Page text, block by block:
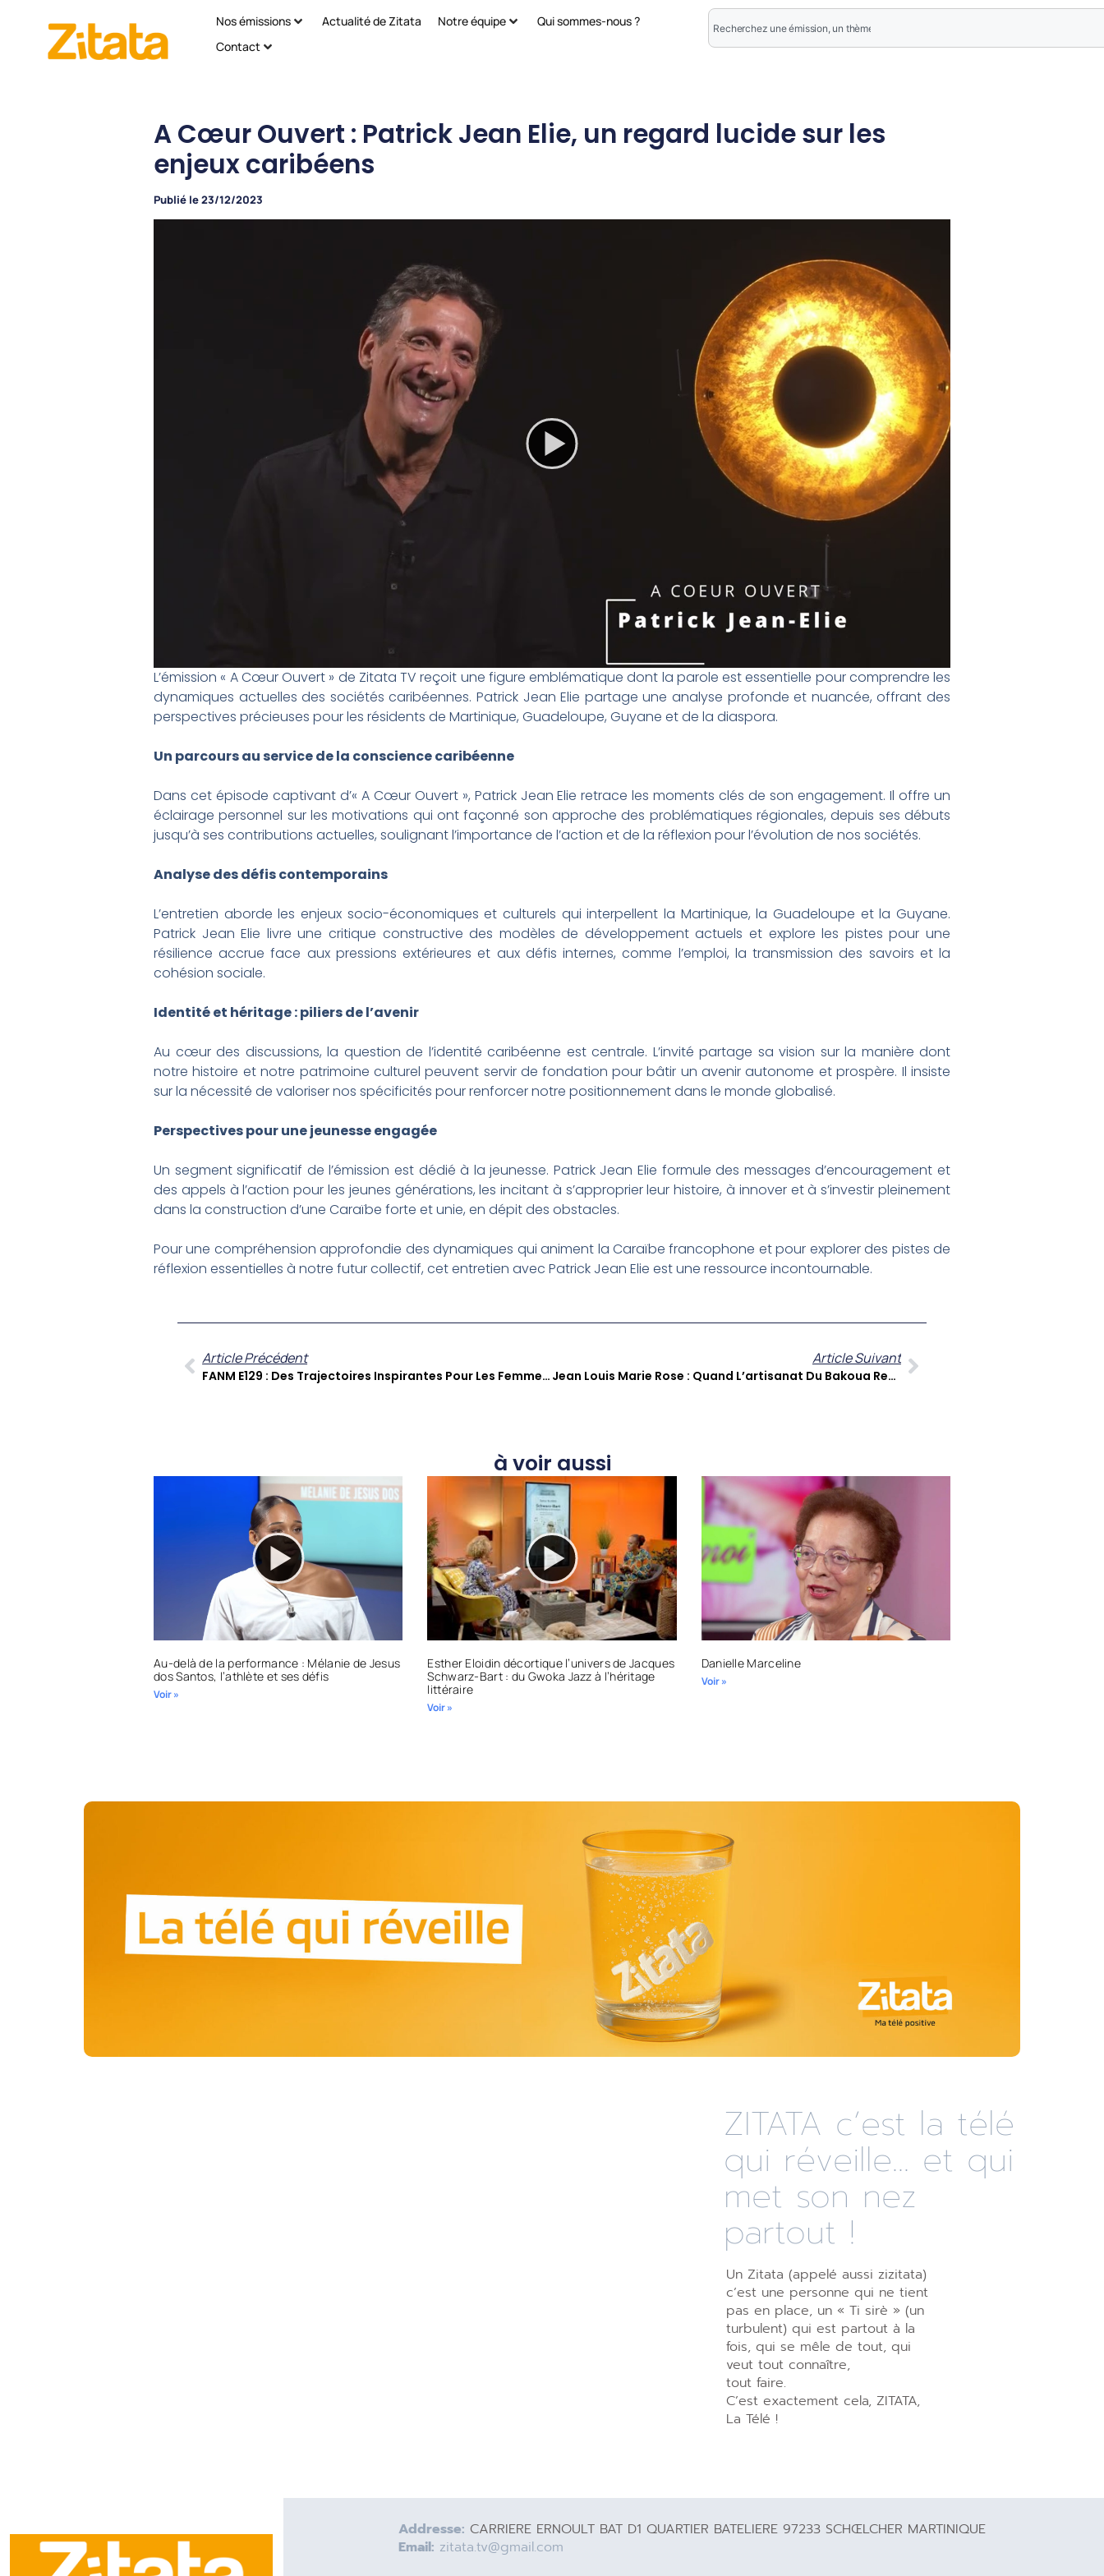
Nos émissions Actualité de Zitata Notre équipe
Qui sommes-nous ?
Contact
A Cœur Ouvert : Patrick Jean Elie, un regard lucide sur les
enjeux caribéens
Publié le23/12/2023
L’émission « A Cœur Ouvert » de Zitata TV reçoit une figure emblématique dont la parole est essentielle pour comprendre les
dynamiques actuelles des sociétés caribéennes. Patrick Jean Elie partage une analyse profonde et nuancée, offrant des
perspectives précieuses pour les résidents de Martinique, Guadeloupe, Guyane et de la diaspora.
Un parcours au service de la conscience caribéenne
Dans cet épisode captivant d’« A Cœur Ouvert », Patrick Jean Elie retrace les moments clés de son engagement. Il offre un
éclairage personnel sur les motivations qui ont façonné son approche des problématiques régionales, depuis ses débuts
jusqu’à ses contributions actuelles, soulignant l’importance de l’action et de la réflexion pour l’évolution de nos sociétés.
Analyse des défis contemporains
L’entretien aborde les enjeux socio-économiques et culturels qui interpellent la Martinique, la Guadeloupe et la Guyane.
Patrick Jean Elie livre une critique constructive des modèles de développement actuels et explore les pistes pour une
résilience accrue face aux pressions extérieures et aux défis internes, comme l’emploi, la transmission des savoirs et la
cohésion sociale.
Identité et héritage : piliers de l’avenir
Au cœur des discussions, la question de l’identité caribéenne est centrale. L’invité partage sa vision sur la manière dont
notre histoire et notre patrimoine culturel peuvent servir de fondation pour bâtir un avenir autonome et prospère. Il insiste
sur la nécessité de valoriser nos spécificités pour renforcer notre positionnement dans le monde globalisé.
Perspectives pour une jeunesse engagée
Un segment significatif de l’émission est dédié à la jeunesse. Patrick Jean Elie formule des messages d’encouragement et
des appels à l’action pour les jeunes générations, les incitant à s’approprier leur histoire, à innover et à s’investir pleinement
dans la construction d’une Caraïbe forte et unie, en dépit des obstacles.
Pour une compréhension approfondie des dynamiques qui animent la Caraïbe francophone et pour explorer des pistes de
réflexion essentielles à notre futur collectif, cet entretien avec Patrick Jean Elie est une ressource incontournable.
Article Précédent
FANM E129 : Des Trajectoires Inspirantes Pour Les Femmes De La Caraïbe
Article Suivant
Jean Louis Marie Rose : Quand L’artisanat Du Bakoua Rencontre La Création Hors Normes
à voir aussi
Au-delà de la performance : Mélanie de Jesus
dos Santos, l’athlète et ses défis
Voir »
Esther Eloidin décortique l’univers de Jacques
Schwarz-Bart : du Gwoka Jazz à l’héritage
littéraire
Voir »
Danielle Marceline
Voir »
ZITATA c’est la télé
qui réveille... et qui
met son nez
partout !
Un Zitata (appelé aussi zizitata)
c’est une personne qui ne tient
pas en place, un « Ti sirè » (un
turbulent) qui est partout à la
fois, qui se mêle de tout, qui
veut tout connaître,
tout faire.
C’est exactement cela, ZITATA,
La Télé !
Addresse: CARRIERE ERNOULT BAT D1 QUARTIER BATELIERE 97233 SCHŒLCHER MARTINIQUE
Email: zitata.tv@gmail.com